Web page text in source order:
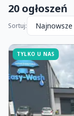
20 ogłoszeń
Sortuj:
TYLKO U NAS